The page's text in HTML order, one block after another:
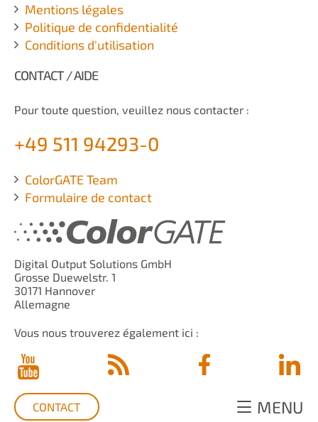
MENU
CONTACT
Mentions légales
Politique de confidentialité
Conditions d'utilisation
CONTACT / AIDE
Pour toute question, veuillez nous contacter :
+49 511 94293-0
ColorGATE Team
Formulaire de contact
Digital Output Solutions GmbH
Grosse Duewelstr. 1
30171 Hannover
Allemagne
Vous nous trouverez également ici :